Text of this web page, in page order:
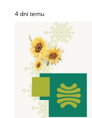
4 dni temu